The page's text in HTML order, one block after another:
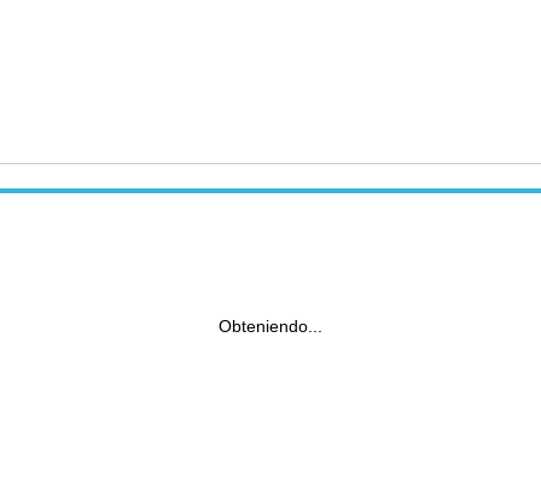
Obteniendo...